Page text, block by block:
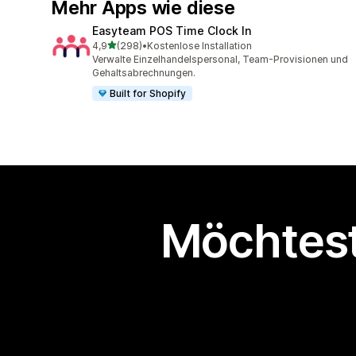
Mehr Apps wie diese
Easyteam POS Time Clock In
4,9von 5 Sternen
(298)
298 Rezensionen insgesamt
•Kostenlose Installation
Verwalte Einzelhandelspersonal, Team-Provisionen und
Gehaltsabrechnungen.
Built for Shopify